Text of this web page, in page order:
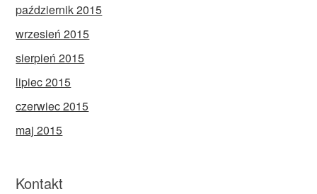
październik 2015
wrzesień 2015
sierpień 2015
lipiec 2015
czerwiec 2015
maj 2015
Kontakt